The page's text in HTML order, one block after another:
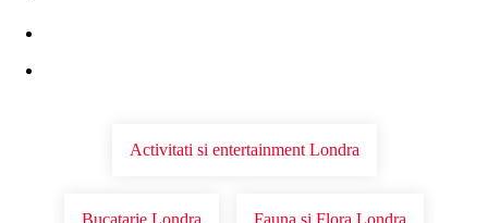
Activitati si entertainment Londra
Bucatarie Londra Fauna si Flora Londra